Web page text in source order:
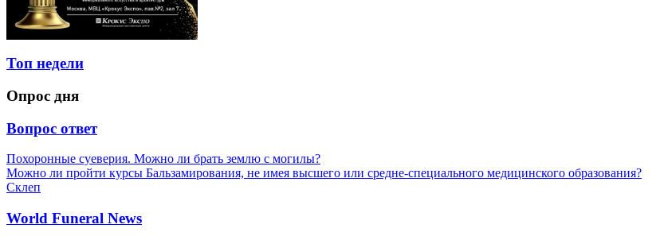
Топ недели
Опрос дня
Вопрос ответ
Похоронные суеверия. Можно ли брать землю с могилы?
Можно ли пройти курсы Бальзамирования, не имея высшего или средне-специального медицинского образования?
Склеп
World Funeral News